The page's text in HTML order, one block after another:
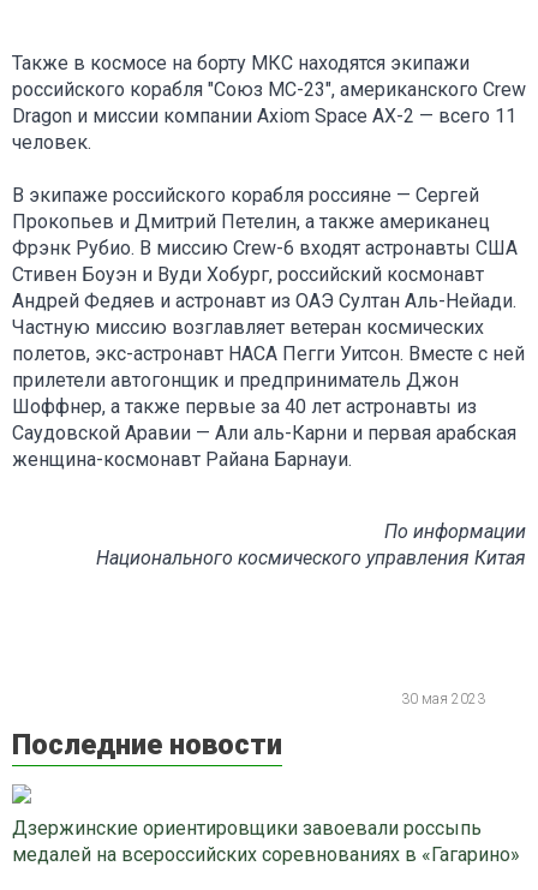
Также в космосе на борту МКС находятся экипажи
российского корабля "Союз МС-23", американского Crew
Dragon и миссии компании Axiom Space AX-2 — всего 11
человек.
В экипаже российского корабля россияне — Сергей
Прокопьев и Дмитрий Петелин, а также американец
Фрэнк Рубио. В миссию Crew-6 входят астронавты США
Стивен Боуэн и Вуди Хобург, российский космонавт
Андрей Федяев и астронавт из ОАЭ Султан Аль-Нейади.
Частную миссию возглавляет ветеран космических
полетов, экс-астронавт НАСА Пегги Уитсон. Вместе с ней
прилетели автогонщик и предприниматель Джон
Шоффнер, а также первые за 40 лет астронавты из
Саудовской Аравии — Али аль-Карни и первая арабская
женщина-космонавт Райана Барнауи.
По информации
Национального космического управления Китая
30 мая 2023
Последние новости
Дзержинские ориентировщики завоевали россыпь
медалей на всероссийских соревнованиях в «Гагарино»